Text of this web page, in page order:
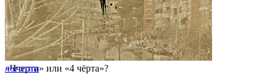
«Ччерта» или «4 чёрта»?
логотип